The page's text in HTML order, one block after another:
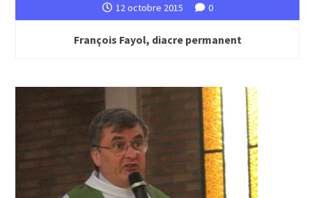
12 octobre 2015 0
François Fayol, diacre permanent